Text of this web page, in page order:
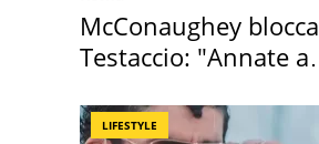
McConaughey blocca
Testaccio: "Annate a
LIFESTYLE